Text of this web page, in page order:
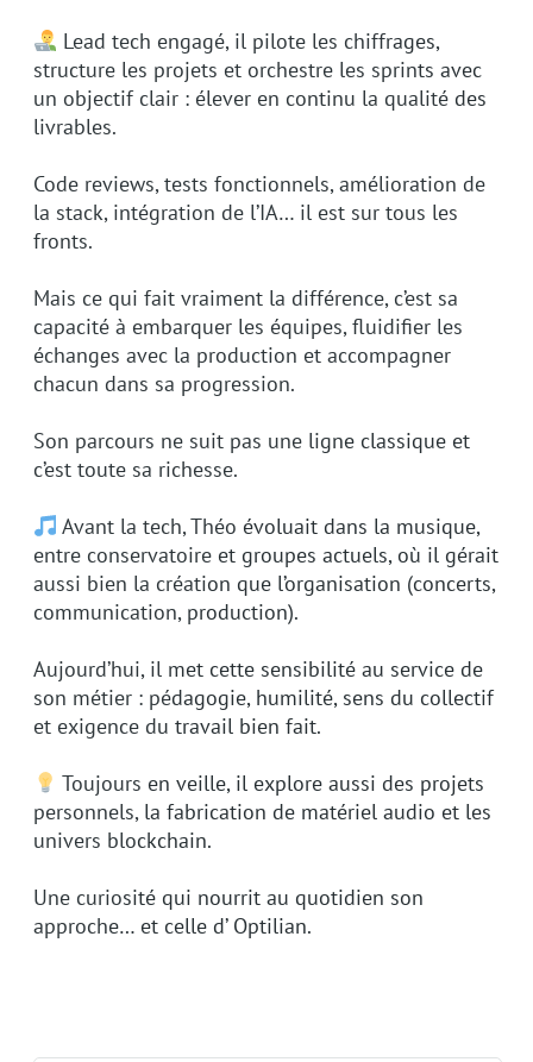
Lead tech engagé, il pilote les chiffrages,
structure les projets et orchestre les sprints avec
un objectif clair : élever en continu la qualité des
livrables.
Code reviews, tests fonctionnels, amélioration de
la stack, intégration de l’IA… il est sur tous les
fronts.
Mais ce qui fait vraiment la différence, c’est sa
capacité à embarquer les équipes, fluidifier les
échanges avec la production et accompagner
chacun dans sa progression.
Son parcours ne suit pas une ligne classique et
c’est toute sa richesse.
Avant la tech, Théo évoluait dans la musique,
entre conservatoire et groupes actuels, où il gérait
aussi bien la création que l’organisation (concerts,
communication, production).
Aujourd’hui, il met cette sensibilité au service de
son métier : pédagogie, humilité, sens du collectif
et exigence du travail bien fait.
Toujours en veille, il explore aussi des projets
personnels, la fabrication de matériel audio et les
univers blockchain.
Une curiosité qui nourrit au quotidien son
approche… et celle d’ Optilian.